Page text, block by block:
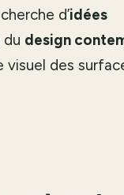
d’idées
du design
des